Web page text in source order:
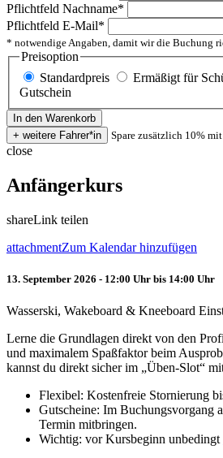
Pflichtfeld Nachname*
Pflichtfeld E-Mail*
* notwendige Angaben, damit wir die Buchung
Preisoption
Standardpreis
Ermäßigt für
Gutschein
Spare zusätzlich 10%
close
Anfängerkurs
shareLink teilen
attachmentZum Kalendar hinzufügen
13. September 2026 - 12:00 Uhr bis 14:00 Uhr
Wasserski, Wakeboard & Kneeboard
Lerne die Grundlagen direkt von den
und maximalem Spaßfaktor beim
kannst du direkt sicher im „Üben-Slot“
Flexibel: Kostenfreie Stornierung
Gutscheine: Im Buchungsvorgang
Termin mitbringen.
Wichtig: vor Kursbeginn unbedingt